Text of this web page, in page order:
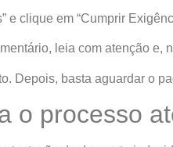
e clique em “Cumprir
leia com atenção e,
Depois, basta aguardar o
o processo